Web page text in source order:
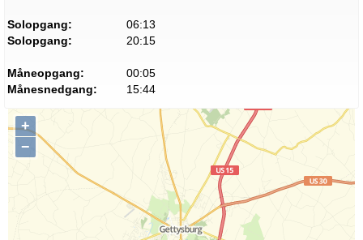
Solopgang:
06:13
Solopgang:
20:15
Måneopgang:
00:05
Månesnedgang:
15:44
+
−